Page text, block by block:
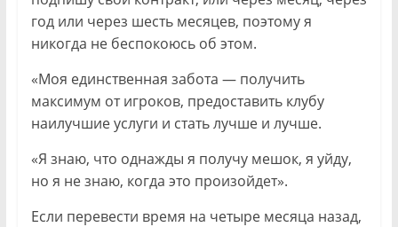
год или через шесть месяцев, поэтому я
никогда не беспокоюсь об этом.
«Моя единственная забота — получить
максимум от игроков, предоставить клубу
наилучшие услуги и стать лучше и лучше.
«Я знаю, что однажды я получу мешок, я уйду,
но я не знаю, когда это произойдет».
Если перевести время на четыре месяца назад,